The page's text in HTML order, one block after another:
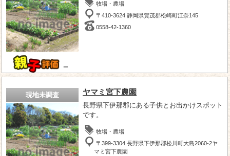
－
牧場・農場
〒410-3624 静岡県賀茂郡松崎町江奈145
0558-42-1360
現地未調査 ヤマミ宮下農園
長野県下伊那郡にある子供とお出かけスポット
です。
牧場・農場
〒399-3304 長野県下伊那郡松川町大島2060-2ヤ
マミ宮下農園